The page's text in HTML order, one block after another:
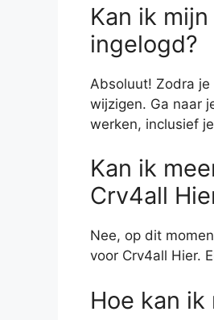
Kan ik
ingelogd?
Absoluut! Zodra
wijzigen. Ga naar
werken, inclusief
Kan ik
Crv4all
Nee, op dit
voor Crv4all Hier.
Hoe kan